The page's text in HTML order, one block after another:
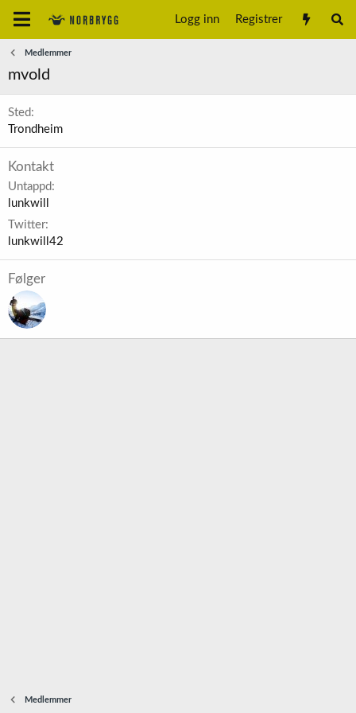
Logg inn Registrer
Medlemmer
mvold
Sted
Trondheim
Kontakt
Untappd
lunkwill
Twitter
lunkwill42
Følger
Medlemmer